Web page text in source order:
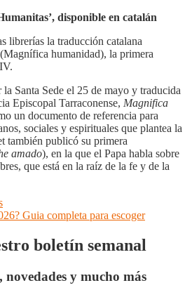
disponible en catalán
librerías la traducción catalana
(Magnífica humanidad), la primera
Santa Sede el 25 de mayo y traducida
Episcopal Tarraconense, Magnifica
un documento de referencia para
sociales y espirituales que plantea la
también publicó su primera
amado), en la que el Papa habla sobre
que está en la raíz de la fe y de la
Guia completa para escoger
boletín semanal
novedades y mucho más